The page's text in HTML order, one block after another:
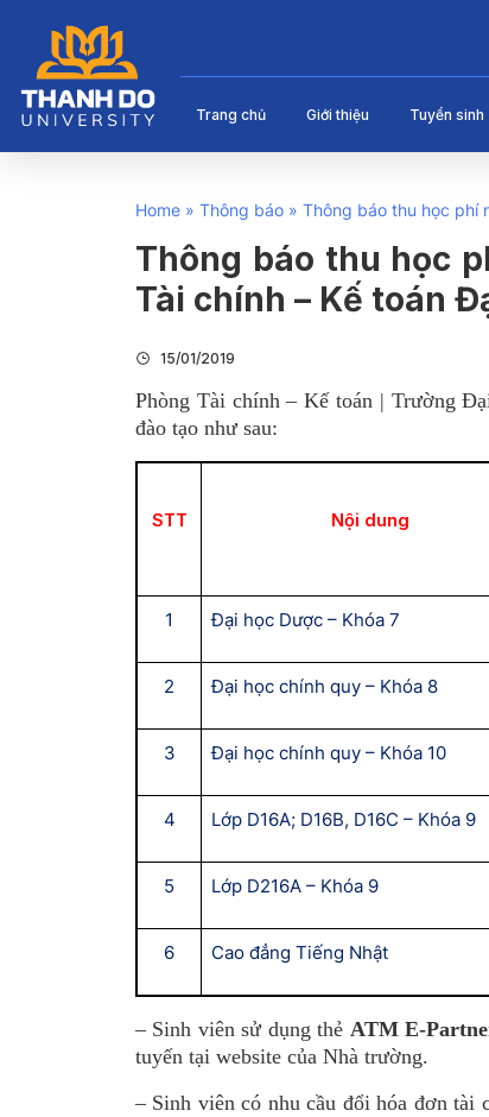
Trang chủ Giới thiệu Tuyển sinh
Home » Thông báo » Thông báo thu học phí
Thông báo thu học
Tài chính – Kế toán
15/01/2019
Phòng Tài chính – Kế toán | Trường
đào tạo như sau:
STT Nội dung
1 Đại học Dược – Khóa 7
2 Đại học chính quy – Khóa 8
3 Đại học chính quy – Khóa 10
4 Lớp D16A; D16B, D16C – Khóa 9
5 Lớp D216A – Khóa 9
6 Cao đẳng Tiếng Nhật
– Sinh viên sử dụng thẻ ATM E-
tuyến tại website của Nhà trường.
– Sinh viên có nhu cầu đổi hóa đơn tài